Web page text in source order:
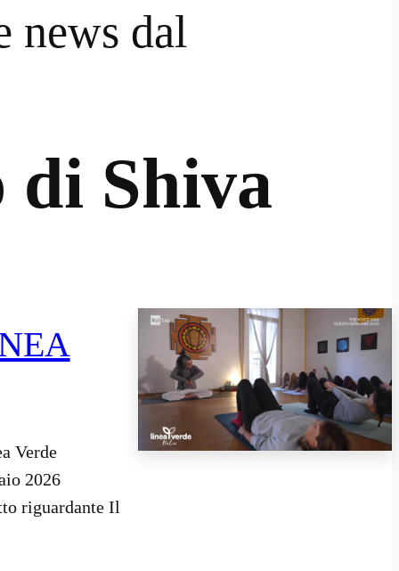
news dal
Shiva
Verde
2026
riguardante Il